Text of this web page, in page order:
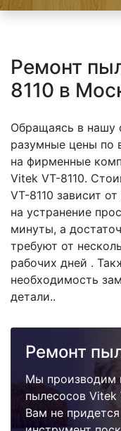
Ремонт
8110 в
Обращаясь в нашу
разумные цены по
на фирменные
Vitek VT-8110.
VT-8110 зависит
на устранение
минуты, а
требуют от
рабочих дней .
необходимость
детали..
Ремонт
Мы производим
пылесосов Vitek
Вам не